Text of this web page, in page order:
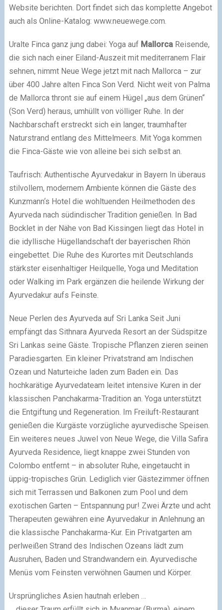
Website berichten. Dort findet sich das komplette Angebot
auch als Online-Katalog: www.neuewege.com.
Uralte Finca ganz jung dabei: Yoga auf MallorcaReisende,
die sich nach einer Eiland-Auszeit mit mediterranem Flair
sehnen, nimmt Neue Wege jetzt mit nach Mallorca – zur
über 400 Jahre alten Finca Son Verd. Nicht weit von Palma
de Mallorca thront sie auf einem Hügel „aus dem Grünen“
(Son Verd) heraus, umhüllt von völliger Ruhe. In der
Nachbarschaft erstreckt sich ein langer, traumhafter
Naturstrand entlang des Mittelmeers. Mit Yoga kommen
die Finca-Gäste wie von alleine bei sich selbst an.
Taufrisch: Authentische Ayurvedakur in Bayern In überaus
stilvollem, modernem Ambiente können die Gäste des
Kunzmann‘s Hotel die wohltuenden Heilmethoden des
Ayurveda nach südindischer Tradition genießen. In Bad
Bocklet in der Nähe von Bad Kissingen liegt das Hotel in
die idyllische Hügellandschaft der bayerischen Rhön
eingebettet. Die Ruhe des Kurortes mit Deutschlands
stärkster eisenhaltiger Heilquelle, Yoga und Meditation
oder Walking im Park ergänzen die heilende Wirkung der
Ayurvedakur aufs Feinste.
Neue Perlen des Ayurveda auf Sri Lanka Seit Juni
empfängt das Sithnara Ayurveda Resort an der Südspitze
Sri Lankas seine Gäste. Tropische Pflanzen zieren seinen
Paradiesgarten. Ein kleiner Privatstrand am Indischen
Ozean und Naturteiche laden zum Baden ein. Das
hochkarätige Ayurvedateam leitet intensive Kuren in der
klassischen Panchakarma-Tradition an. Yoga unterstützt
die Entgiftung und Regeneration. Im Freiluft-Restaurant
genießen die Kurgäste vorzügliche ayurvedische Speisen.
Ein weiteres neues Juwel von Neue Wege, die Villa Safira
Ayurveda Residence, liegt knappe zwei Stunden von
Colombo entfernt – in absoluter Ruhe, eingetaucht in
üppig-tropisches Grün. Lediglich vier Gästezimmer öffnen
sich mit Terrassen und Balkonen zum Pool und dem
exotischen Garten – Entspannung pur! Zwei Ärzte und acht
Therapeuten gewähren eine Ayurvedakur in Anlehnung an
die klassische Panchakarma-Kur. Ein Privatgarten am
perlweißen Strand des Indischen Ozeans lädt zum
Ausruhen, Baden und Strandwandern ein. Ayurvedische
Menüs vom Feinsten verwöhnen Gaumen und Körper.
Ursprüngliches Asien hautnah erleben …